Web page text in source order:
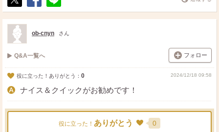
ポ
ス
ト
シ
ェ
送
る
ob-cnyn さん
Q&A一覧へ フォロー
役に立った！ありがとう： 0 2024/12/18 09:58
ナイス＆クイックがお勧めです！
役に立った！ ありがとう 0